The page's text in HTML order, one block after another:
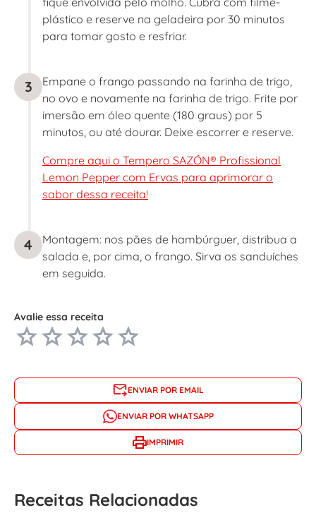
plástico e reserve na geladeira por 30 minutos
para tomar gosto e resfriar.
3
Empane o frango passando na farinha de trigo,
no ovo e novamente na farinha de trigo. Frite por
imersão em óleo quente (180 graus) por 5
minutos, ou até dourar. Deixe escorrer e reserve.
Compre aqui o Tempero SAZÓN® Profissional
Lemon Pepper com Ervas para aprimorar o
sabor dessa receita!
4
Montagem: nos pães de hambúrguer, distribua a
salada e, por cima, o frango. Sirva os sanduíches
em seguida.
Avalie essa receita
ENVIAR POR EMAIL
ENVIAR POR WHATSAPP
IMPRIMIR
Receitas Relacionadas